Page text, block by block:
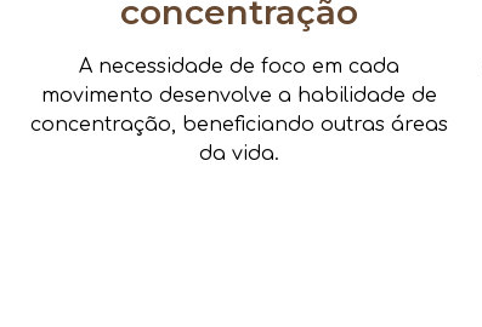
concentração
A necessidade de foco em cada
movimento desenvolve a habilidade de
concentração, beneficiando outras áreas
da vida.